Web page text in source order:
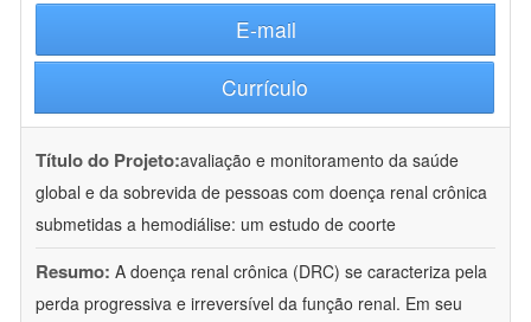
E-mail
Currículo
Título do Projeto:avaliação e monitoramento da saúde
global e da sobrevida de pessoas com doença renal crônica
submetidas a hemodiálise: um estudo de coorte
Resumo: A doença renal crônica (DRC) se caracteriza pela
perda progressiva e irreversível da função renal. Em seu